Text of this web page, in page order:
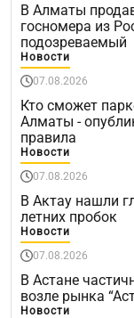
В Алматы
госномера из
подозреваемый
Новости
07.08.2026
Кто сможет
Алматы -
правила
Новости
07.08.2026
В Актау нашли
летних пробок
Новости
07.08.2026
В Астане
возле рынка
Новости